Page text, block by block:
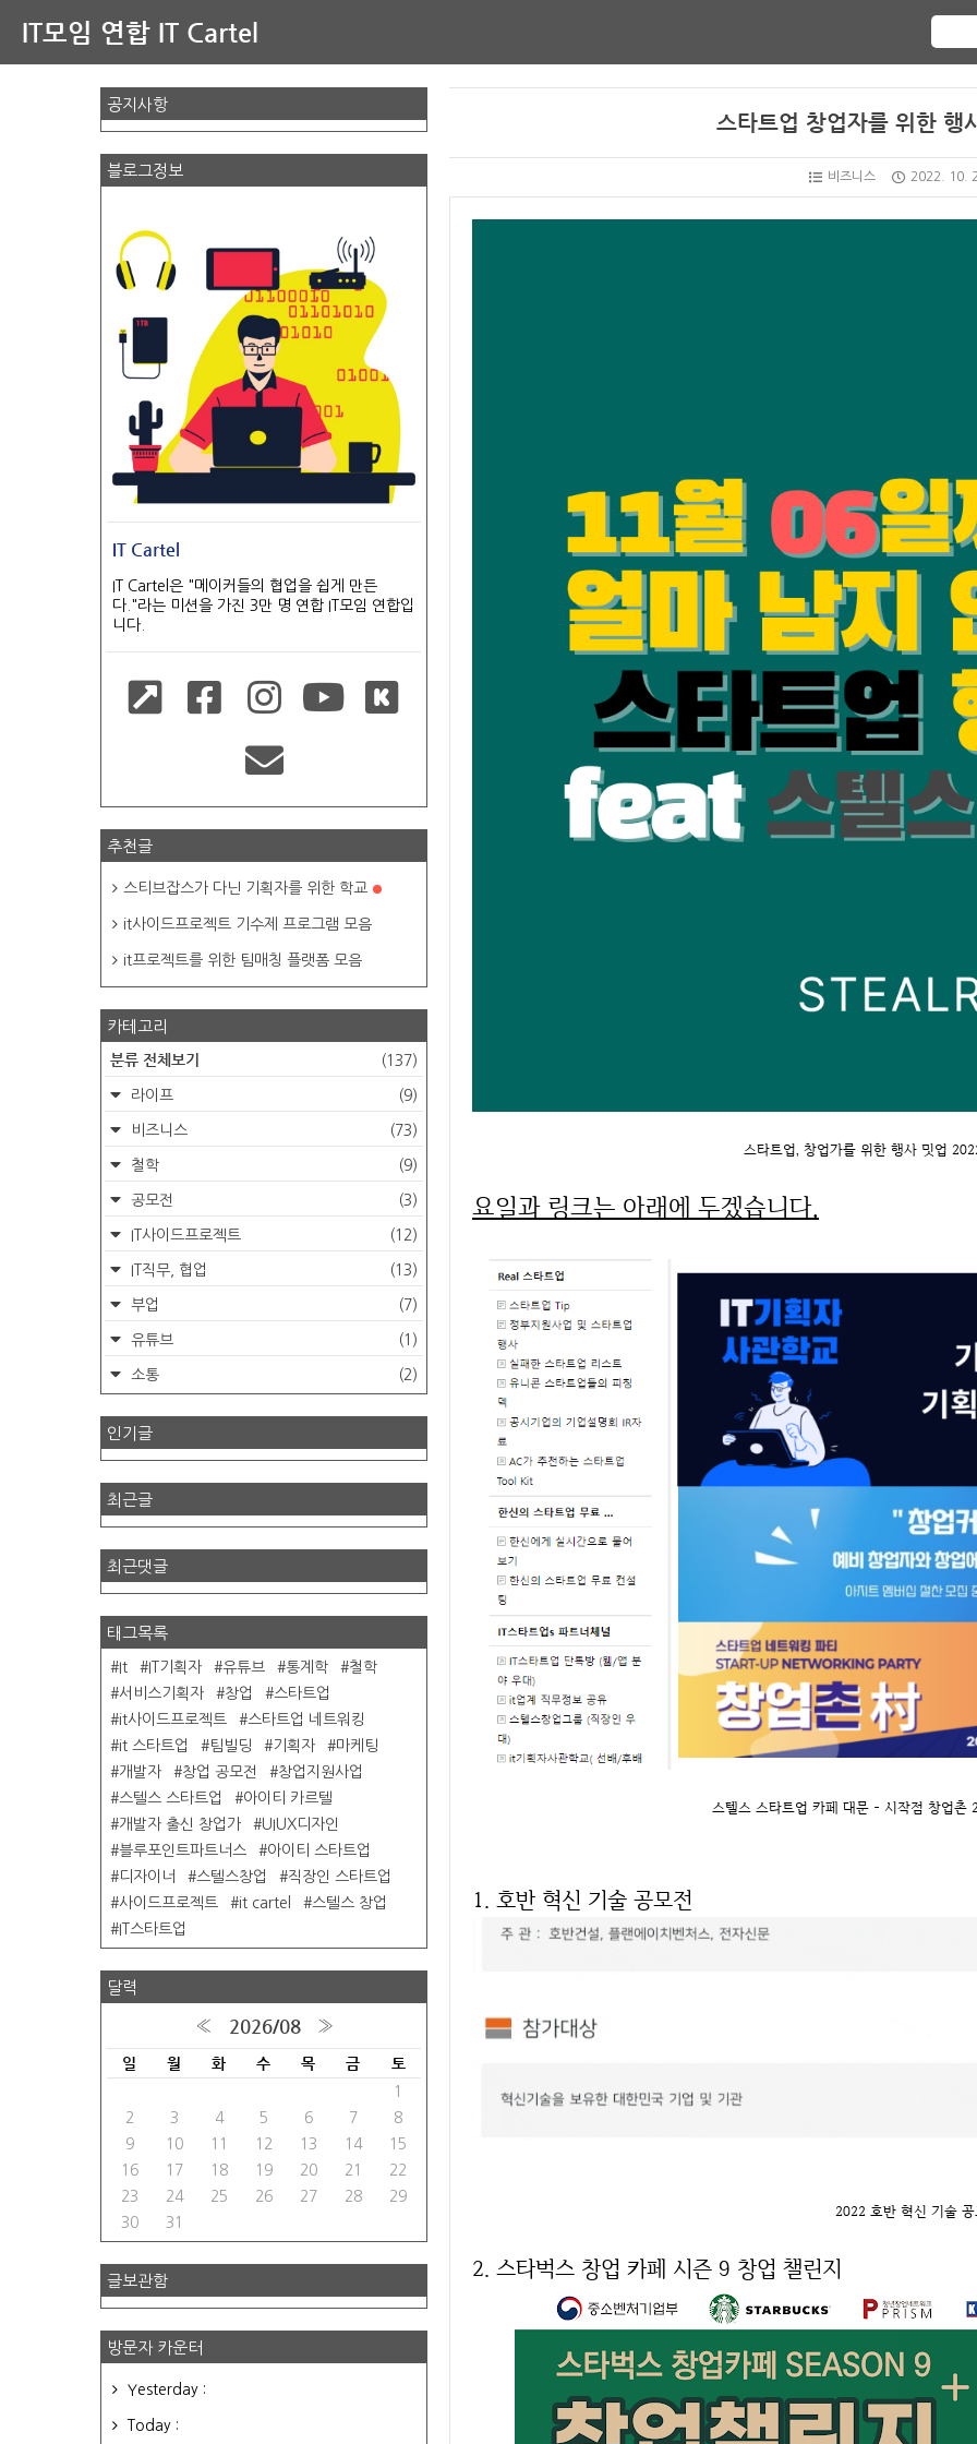
IT모임 연합 IT Cartel
스타트업 창업자를 위한 행
비즈니스 2022. 10.
스타트업, 창업가를 위한 행사 밋업
요일과 링크는 아래에 두겠습니다.
스텔스 스타트업 카페 대문 - 시작점 창업촌
1. 호반 혁신 기술 공모전
2022 호반 혁신 기술
2. 스타벅스 창업 카페 시즌 9 창업 챌린지
공지사항
블로그정보
IT Cartel
IT Cartel은 "메이커들의 협업을 쉽게 만든
다."라는 미션을 가진 3만 명 연합 IT모임 연합입
니다.
추천글
스티브잡스가 다닌 기획자를 위한 학교
it사이드프로젝트 기수제 프로그램 모음
it프로젝트를 위한 팀매칭 플랫폼 모음
카테고리
분류 전체보기 (137)
라이프 (9)
비즈니스 (73)
철학 (9)
공모전 (3)
IT사이드프로젝트 (12)
IT직무, 협업 (13)
부업 (7)
유튜브 (1)
소통 (2)
인기글
최근글
최근댓글
태그목록
It IT기획자 유튜브 통계학
철학
서비스기획자
창업
스타트업
it사이드프로젝트
스타트업 네트워킹
it 스타트업
팀빌딩 기획자
마케팅
개발자
창업 공모전
창업지원사업
스텔스 스타트업
아이티 카르텔
개발자 출신 창업가
UIUX디자인
블루포인트파트너스
아이티 스타트업
디자이너
스텔스창업
직장인 스타트업
사이드프로젝트
it cartel
스텔스 창업
IT스타트업
달력
« 2026/08 »
일 월 화 수 목 금 토
1
2
3 4 5 6 7
8
9
10 11 12 13 14
15
16
17 18 19 20 21
22
23
24 25 26 27 28
29
30
31
글보관함
방문자 카운터
Yesterday :
Today :